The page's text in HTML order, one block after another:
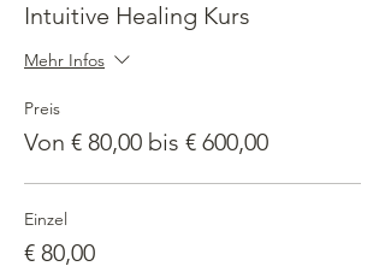
Intuitive Healing Kurs
Mehr Infos
Preis
Von € 80,00 bis € 600,00
Einzel
€ 80,00